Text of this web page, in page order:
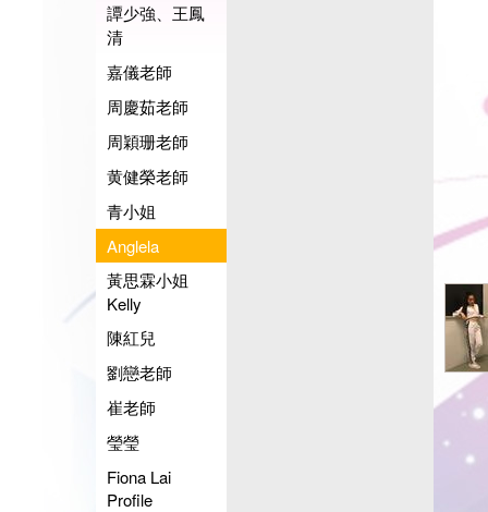
譚少強、王鳳
清
嘉儀老師
周慶茹老師
周穎珊老師
黄健榮老師
青小姐
Anglela
黃思霖小姐
Kelly
陳紅兒
劉戀老師
崔老師
瑩瑩
Fiona Lai
Profile